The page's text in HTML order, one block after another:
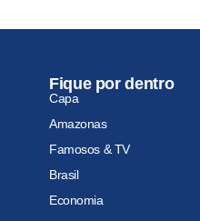
Fique por dentro
Capa
Amazonas
Famosos & TV
Brasil
Economia